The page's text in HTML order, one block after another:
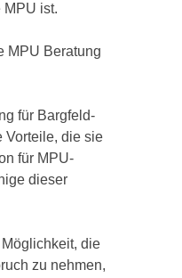
MPU ist.
MPU Beratung
für Bargfeld-
Vorteile, die sie
für MPU-
dieser
die
zu nehmen,